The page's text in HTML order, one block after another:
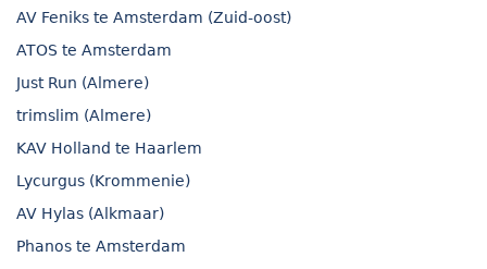
AV Feniks te Amsterdam (Zuid-oost)
ATOS te Amsterdam
Just Run (Almere)
trimslim (Almere)
KAV Holland te Haarlem
Lycurgus (Krommenie)
AV Hylas (Alkmaar)
Phanos te Amsterdam